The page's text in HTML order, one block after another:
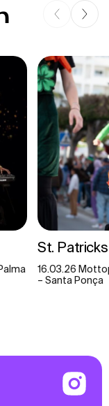
St.
16.03.26
– Santa Ponça